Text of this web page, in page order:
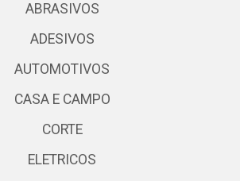
ABRASIVOS
ADESIVOS
AUTOMOTIVOS
CASA E CAMPO
CORTE
ELETRICOS